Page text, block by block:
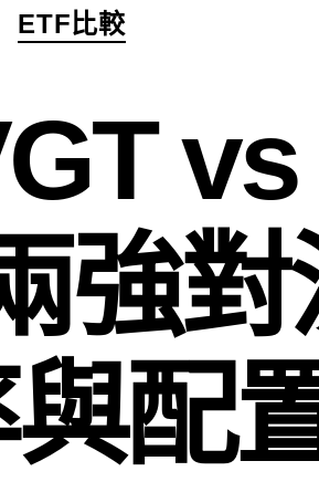
類
ETF比較
強
配